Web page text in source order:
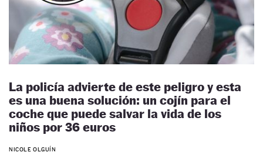
La policía advierte de este peligro y esta
es una buena solución: un cojín para el
coche que puede salvar la vida de los
niños por 36 euros
NICOLE OLGUÍN